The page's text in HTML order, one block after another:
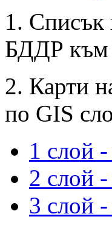
1. Списък
БДДР към
2. Карти
по GIS
1 слой
2 слой
3 слой